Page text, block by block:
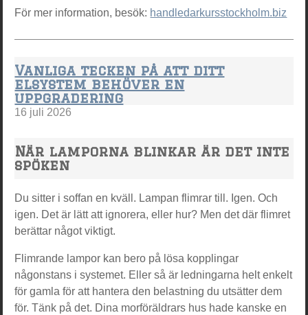
För mer information, besök: handledarkursstockholm.biz
Vanliga tecken på att ditt
elsystem behöver en
uppgradering
16 juli 2026
När lamporna blinkar är det inte
spöken
Du sitter i soffan en kväll. Lampan flimrar till. Igen. Och
igen. Det är lätt att ignorera, eller hur? Men det där flimret
berättar något viktigt.
Flimrande lampor kan bero på lösa kopplingar
någonstans i systemet. Eller så är ledningarna helt enkelt
för gamla för att hantera den belastning du utsätter dem
för. Tänk på det. Dina morföräldrars hus hade kanske en